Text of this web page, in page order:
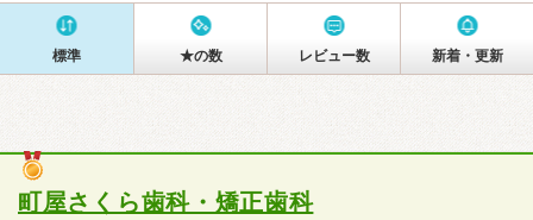
標準 ★の数 レビュー数 新着・更新
町屋さくら歯科・矯正歯科